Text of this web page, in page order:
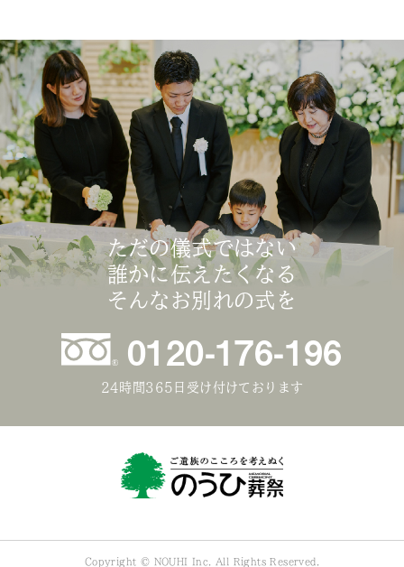
ただの儀式ではない
誰かに伝えたくなる
そんなお別れの式を
0120-176-196
24時間365日受け付けております
Copyright © NOUHI Inc. All Rights Reserved.